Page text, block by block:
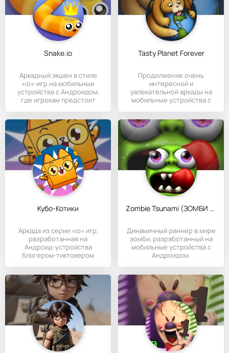
Snake.io
Аркадный экшен в стиле
«io»-игр на мобильные
устройства с Андроидом,
где игрокам предстоит
Tasty Planet Forever
Продолжение очень
интересной и
увлекательной аркады на
мобильные устройства с
Кубо-Котики
Аркада из серии «io» игр,
разработанная на
Андроид-устройства
блогером-тиктокером
Zombie Tsunami (ЗОМБИ ЦУНАМИ)
Динамичный раннер в мире
зомби, разработанный на
мобильные устройства с
Андроидом.